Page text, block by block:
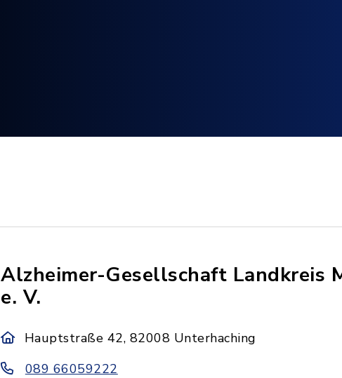
Alzheimer-Gesellschaft Landkreis
e. V.
Hauptstraße 42, 82008 Unterhaching
089 66059222